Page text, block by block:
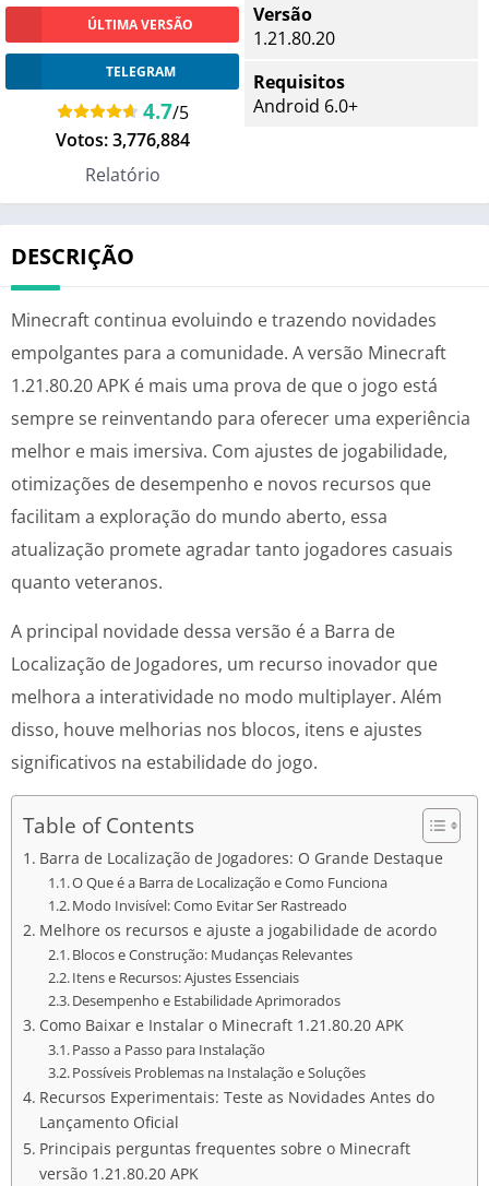
ÚLTIMA VERSÃO
TELEGRAM
4.7/5
Votos:3,776,884
Relatório
Versão
1.21.80.20
Requisitos
Android 6.0+
DESCRIÇÃO
Minecraft continua evoluindo e trazendo novidades
empolgantes para a comunidade. A versão Minecraft
1.21.80.20 APK é mais uma prova de que o jogo está
sempre se reinventando para oferecer uma experiência
melhor e mais imersiva. Com ajustes de jogabilidade,
otimizações de desempenho e novos recursos que
facilitam a exploração do mundo aberto, essa
atualização promete agradar tanto jogadores casuais
quanto veteranos.
A principal novidade dessa versão é a Barra de
Localização de Jogadores, um recurso inovador que
melhora a interatividade no modo multiplayer. Além
disso, houve melhorias nos blocos, itens e ajustes
significativos na estabilidade do jogo.
Table of Contents
Barra de Localização de Jogadores: O Grande Destaque
O Que é a Barra de Localização e Como Funciona
Modo Invisível: Como Evitar Ser Rastreado
Melhore os recursos e ajuste a jogabilidade de acordo
Blocos e Construção: Mudanças Relevantes
Itens e Recursos: Ajustes Essenciais
Desempenho e Estabilidade Aprimorados
Como Baixar e Instalar o Minecraft 1.21.80.20 APK
Passo a Passo para Instalação
Possíveis Problemas na Instalação e Soluções
Recursos Experimentais: Teste as Novidades Antes do
Lançamento Oficial
Principais perguntas frequentes sobre o Minecraft
versão 1.21.80.20 APK